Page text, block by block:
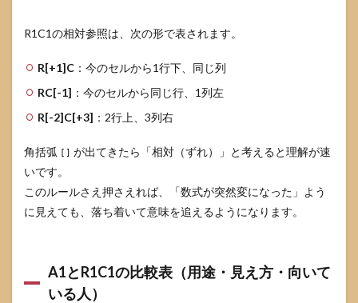
防げ
か
8
のRC
替え
で迷
わな
い要
点ま
まず
は30
秒で
R1C1の相対参照は、次の形で表されます。
R[+1]C ：今のセルから1行下、同じ列
RC[-1] ：今のセルから同じ行、1列左
R[-2]C[+3] ：2行上、3列右
角括弧 [] が出てきたら「相対（ずれ）」と考えると理解が速
いです。
このルールさえ押さえれば、「数式が突然変になった」よう
に見えても、落ち着いて意味を追えるようになります。
A1とR1C1の比較表（用途・見え方・向いて
いる人）